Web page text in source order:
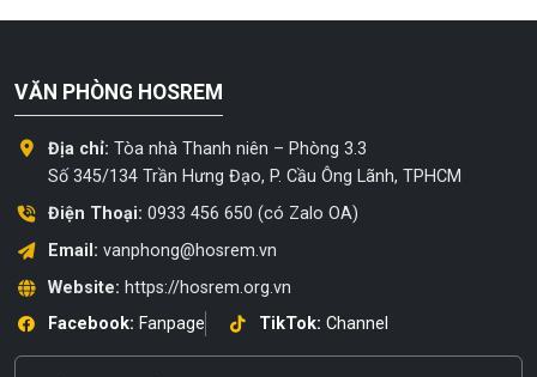
VĂN PHÒNG HOSREM
Địa chỉ: Tòa nhà Thanh niên – Phòng 3.3
Số 345/134 Trần Hưng Đạo, P. Cầu Ông Lãnh, TPHCM
Điện Thoại: 0933 456 650 (có Zalo OA)
Email: vanphong@hosrem.vn
Website: https://hosrem.org.vn
Facebook: Fanpage TikTok: Channel